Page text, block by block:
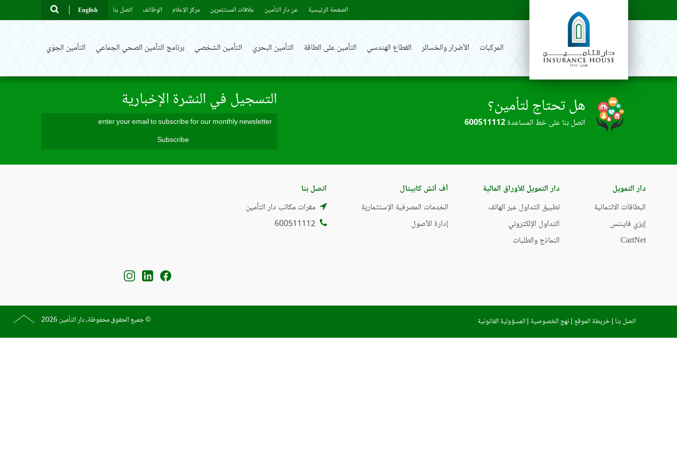
الصفحة الرئيسية عن دار التأمين علاقات المستثمرين مركز الإعلام الوظائف اتصل بنا English
المركبات الأضرار والخسائر القطاع الهندسي التأمين على الطاقة التأمين البحري التأمين الشخصي برنامج التأمين الصحي الجماعي التأمين الجوّي
هل تحتاج لتأمين؟
اتصل بنا على خط المساعدة600511112
التسجيل في النشرة الإخبارية
دار التمويل
البطاقات الائتمانية
إيزي فايننس
CartNet
دار التمويل للأوراق المالية
تطبيق التداول عبر الهاتف
التداول الإلكتروني
النماذج والطلبات
أف أتش كابيتال
الخدمات المصرفية الإستثمارية
إدارة الأصول
اتصل بنا
مقرات مكاتب دار التأمين
600511112
اتصل بنا |خريطة الموقع |نهج الخصوصية |المسؤولية القانونية © جميع الحقوق محفوظة، دار التأمين 2026